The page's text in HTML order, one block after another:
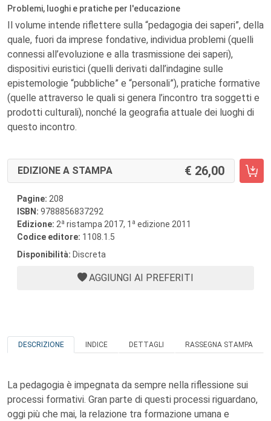
Problemi, luoghi e pratiche per l'educazione
Il volume intende riflettere sulla “pedagogia dei saperi”, della
quale, fuori da imprese fondative, individua problemi (quelli
connessi all’evoluzione e alla trasmissione dei saperi),
dispositivi euristici (quelli derivati dall’indagine sulle
epistemologie “pubbliche” e “personali”), pratiche formative
(quelle attraverso le quali si genera l’incontro tra soggetti e
prodotti culturali), nonché la geografia attuale dei luoghi di
questo incontro.
EDIZIONE A STAMPA 26,00
Pagine: 208
ISBN: 9788856837292
Edizione: 2a ristampa 2017, 1 a edizione 2011
Codice editore: 1108.1.5
Disponibilità: Discreta
AGGIUNGI AI PREFERITI
DESCRIZIONE INDICE DETTAGLI RASSEGNA STAMPA
La pedagogia è impegnata da sempre nella riflessione sui
processi formativi. Gran parte di questi processi riguardano,
oggi più che mai, la relazione tra formazione umana e